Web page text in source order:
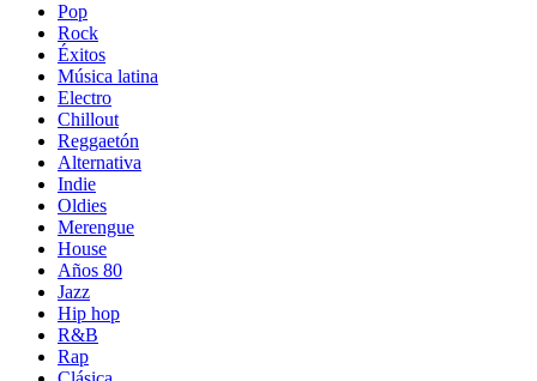
Pop
Rock
Éxitos
Música latina
Electro
Chillout
Reggaetón
Alternativa
Indie
Oldies
Merengue
House
Años 80
Jazz
Hip hop
R&B
Rap